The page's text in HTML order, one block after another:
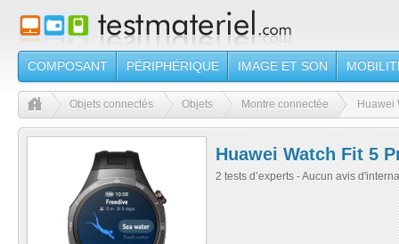
COMPOSANT PÉRIPHÉRIQUE IMAGE ET SON
Objets connectés Objets Montre connectée Huawei
Huawei Watch Fit 5
2 tests d’experts - Aucun avis